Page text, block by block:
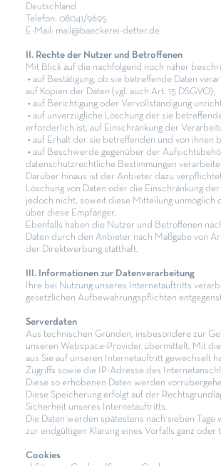
Deutschland
Telefon: 08041/9695
E-Mail: mail@baeckerei-detter.de
II. Rechte der Nutzer und Betroffenen
Mit Blick auf die nachfolgend noch näher
• auf Bestätigung, ob sie betreffende Daten
auf Kopien der Daten (vgl. auch Art. 15 DSGVO);
• auf Berichtigung oder Vervollständigung
• auf unverzügliche Löschung der sie
erforderlich ist, auf Einschränkung der
• auf Erhalt der sie betreffenden und von
• auf Beschwerde gegenüber der
datenschutzrechtliche Bestimmungen
Darüber hinaus ist der Anbieter dazu
Löschung von Daten oder die Einschränkung
jedoch nicht, soweit diese Mitteilung unmöglich
über diese Empfänger.
Ebenfalls haben die Nutzer und Betroffenen
Daten durch den Anbieter nach Maßgabe von
der Direktwerbung statthaft.
III. Informationen zur Datenverarbeitung
Ihre bei Nutzung unseres Internetauftritts
gesetzlichen Aufbewahrungspflichten
Serverdaten
Aus technischen Gründen, insbesondere zur
unseren Webspace-Provider übermittelt. Mit
aus Sie auf unseren Internetauftritt gewechselt
Zugriffs sowie die IP-Adresse des
Diese so erhobenen Daten werden
Diese Speicherung erfolgt auf der
Sicherheit unseres Internetauftritts.
Die Daten werden spätestens nach sieben
zur endgültigen Klärung eines Vorfalls ganz
Cookies